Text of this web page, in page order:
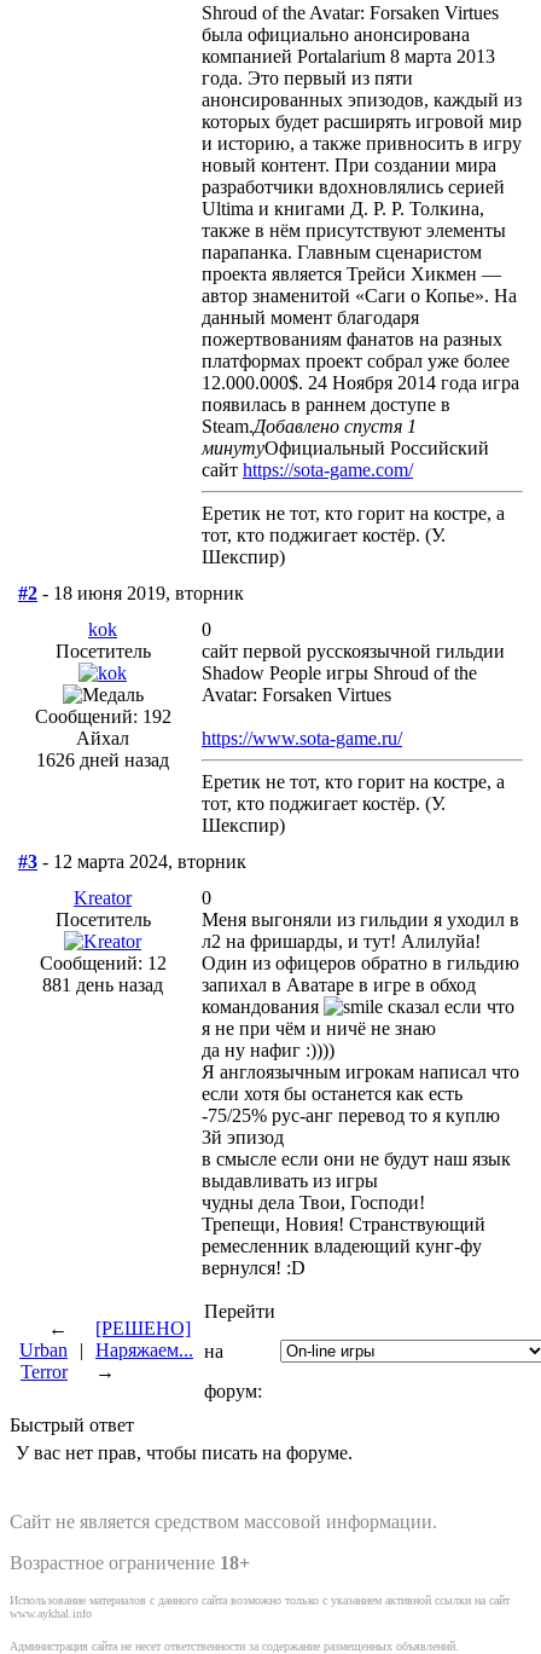
Shroud of the Avatar: Forsaken Virtues
была официально анонсирована
компанией Portalarium 8 марта 2013
года. Это первый из пяти
анонсированных эпизодов, каждый из
которых будет расширять игровой мир
и историю, а также привносить в игру
новый контент. При создании мира
разработчики вдохновлялись серией
Ultima и книгами Д. Р. Р. Толкина,
также в нём присутствуют элементы
парапанка. Главным сценаристом
проекта является Трейси Хикмен —
автор знаменитой «Саги о Копье». На
данный момент благодаря
пожертвованиям фанатов на разных
платформах проект собрал уже более
12.000.000$. 24 Ноября 2014 года игра
появилась в раннем доступе в
Steam.Добавлено спустя 1
минутуОфициальный Российский
сайт https://sota-game.com/
Еретик не тот, кто горит на костре, а
тот, кто поджигает костёр. (У.
Шекспир)
#2 - 18 июня 2019, вторник
kok
Посетитель
Сообщений: 192
Айхал
1626 дней назад
0
сайт первой русскоязычной гильдии
Shadow People игры Shroud of the
Avatar: Forsaken Virtues
https://www.sota-game.ru/
Еретик не тот, кто горит на костре, а
тот, кто поджигает костёр. (У.
Шекспир)
#3 - 12 марта 2024, вторник
Kreator
Посетитель
Сообщений: 12
881 день назад
0
Меня выгоняли из гильдии я уходил в
л2 на фришарды, и тут! Алилуйа!
Один из офицеров обратно в гильдию
запихал в Аватаре в игре в обход
командования
сказал если что
я не при чём и ничё не знаю
да ну нафиг :))))
Я англоязычным игрокам написал что
если хотя бы останется как есть
-75/25% рус-анг перевод то я куплю
3й эпизод
в смысле если они не будут наш язык
выдавливать из игры
чудны дела Твои, Господи!
Трепещи, Новия! Странствующий
ремесленник владеющий кунг-фу
вернулся! :D
←
Urban
Terror
|
[РЕШЕНО]
Наряжаем...
→
Перейти
на
форум:
Быстрый ответ
У вас нет прав, чтобы писать на форуме.
Сайт не является средством массовой информации.
Возрастное ограничение 18+
Использование материалов с данного сайта возможно только с указанием активной ссылки на сайт
www.aykhal.info
Администрация сайта не несет ответственности за содержание размещенных объявлений.